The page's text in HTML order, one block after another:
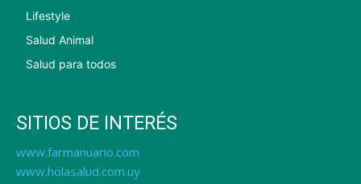
Lifestyle
Salud Animal
Salud para todos
SITIOS DE INTERÉS
www.farmanuario.com
www.holasalud.com.uy